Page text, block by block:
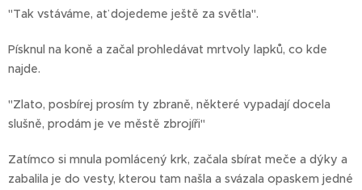
"Tak vstáváme, ať dojedeme ještě za světla".
Písknul na koně a začal prohledávat mrtvoly lapků, co kde
najde.
"Zlato, posbírej prosím ty zbraně, některé vypadají docela
slušně, prodám je ve městě zbrojíři"
Zatímco si mnula pomlácený krk, začala sbírat meče a dýky a
zabalila je do vesty, kterou tam našla a svázala opaskem jedné